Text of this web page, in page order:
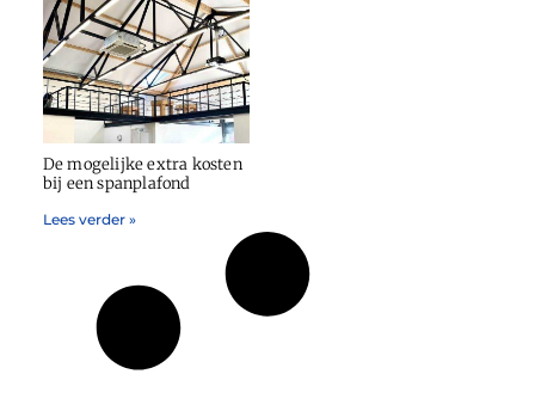
De mogelijke extra kosten
bij een spanplafond
Lees verder »